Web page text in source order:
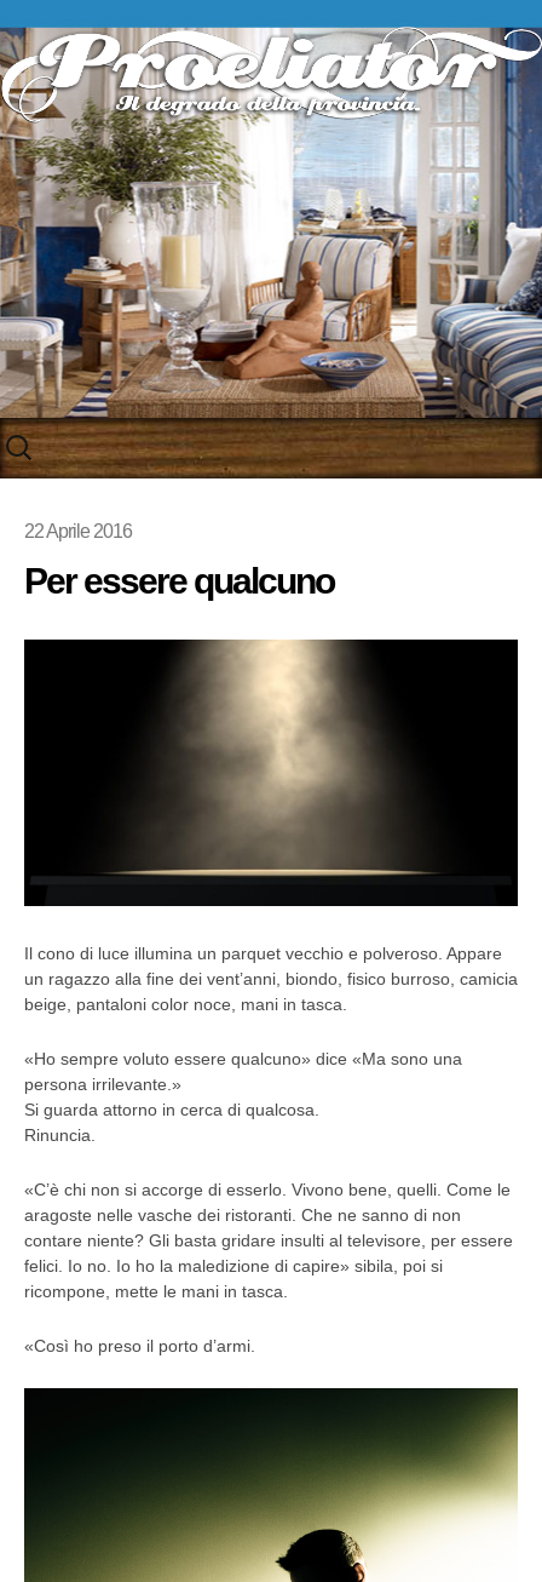
Skip
to
content
22 Aprile 2016
Per essere qualcuno
Il cono di luce illumina un parquet vecchio e polveroso. Appare
un ragazzo alla fine dei vent’anni, biondo, fisico burroso, camicia
beige, pantaloni color noce, mani in tasca.
«Ho sempre voluto essere qualcuno» dice «Ma sono una
persona irrilevante.»
Si guarda attorno in cerca di qualcosa.
Rinuncia.
«C’è chi non si accorge di esserlo. Vivono bene, quelli. Come le
aragoste nelle vasche dei ristoranti. Che ne sanno di non
contare niente? Gli basta gridare insulti al televisore, per essere
felici. Io no. Io ho la maledizione di capire» sibila, poi si
ricompone, mette le mani in tasca.
«Così ho preso il porto d’armi.